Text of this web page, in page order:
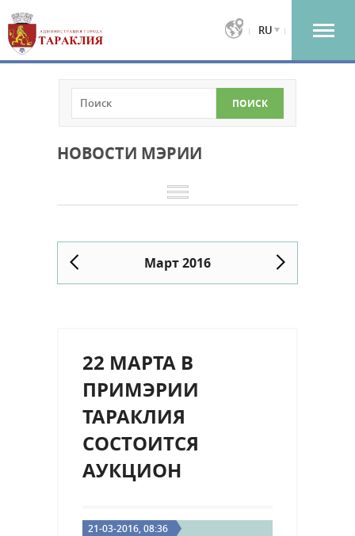
RU
НОВОСТИ МЭРИИ
Март 2016
22 МАРТА В
ПРИМЭРИИ
ТАРАКЛИЯ
СОСТОИТСЯ
АУКЦИОН
21-03-2016, 08:36